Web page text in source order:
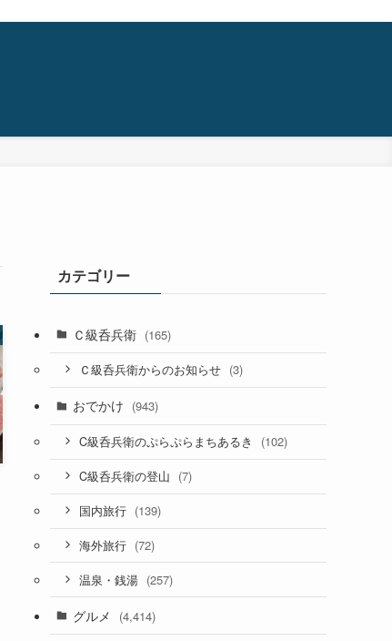
カテゴリー
Ｃ級呑兵衛 (165)
Ｃ級呑兵衛からのお知らせ (3)
おでかけ (943)
C級呑兵衛のぷらぷらまちあるき (102)
C級呑兵衛の登山 (7)
国内旅行 (139)
海外旅行 (72)
温泉・銭湯 (257)
グルメ (4,414)